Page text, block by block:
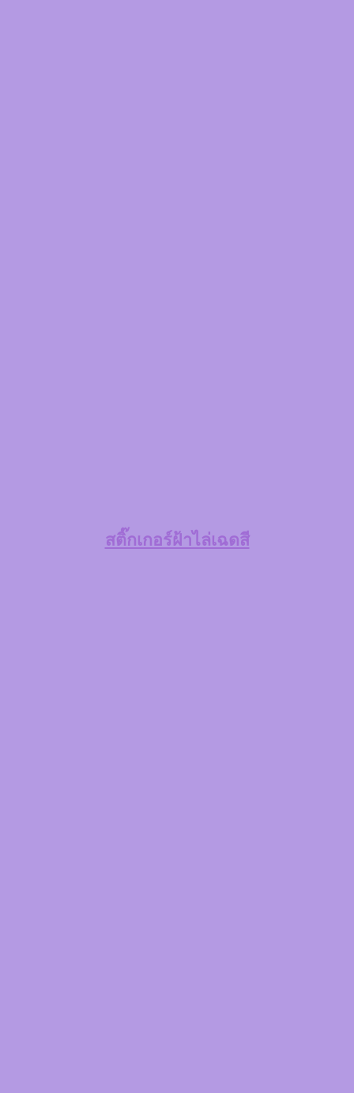
สติ๊กเกอร์ฝ้าไล่เฉดสี